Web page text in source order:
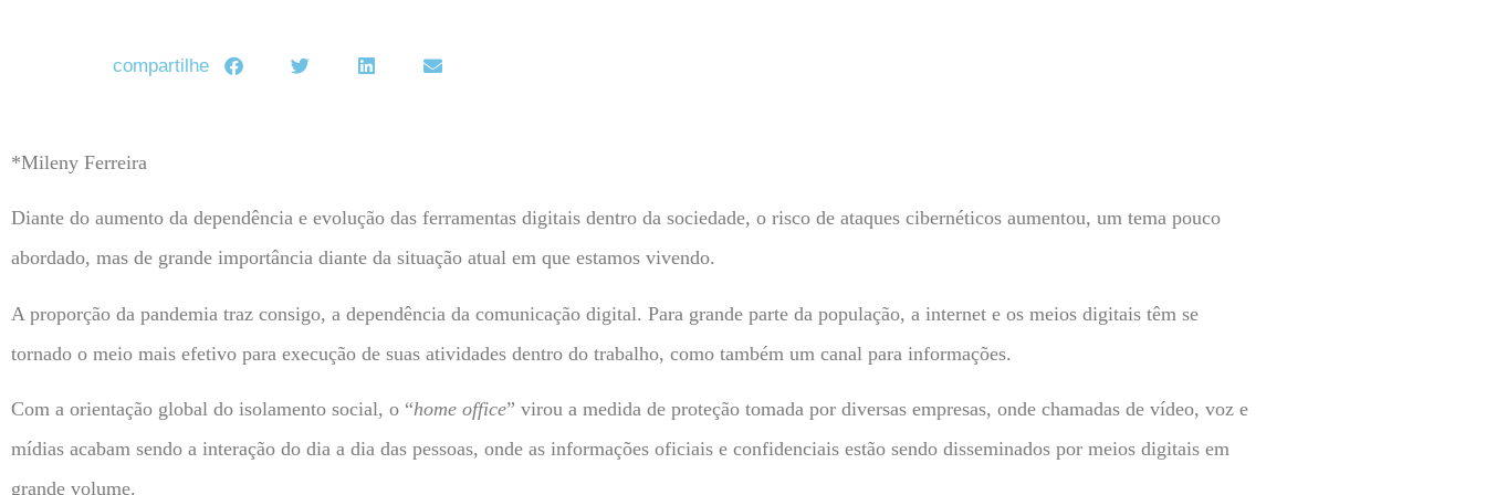
compartilhe
*Mileny Ferreira
Diante do aumento da dependência e evolução das ferramentas digitais dentro da sociedade, o risco de ataques cibernéticos aumentou, um tema pouco
abordado, mas de grande importância diante da situação atual em que estamos vivendo.
A proporção da pandemia traz consigo, a dependência da comunicação digital. Para grande parte da população, a internet e os meios digitais têm se
tornado o meio mais efetivo para execução de suas atividades dentro do trabalho, como também um canal para informações.
Com a orientação global do isolamento social, o “home office” virou a medida de proteção tomada por diversas empresas, onde chamadas de vídeo, voz e
mídias acabam sendo a interação do dia a dia das pessoas, onde as informações oficiais e confidenciais estão sendo disseminados por meios digitais em
grande volume.